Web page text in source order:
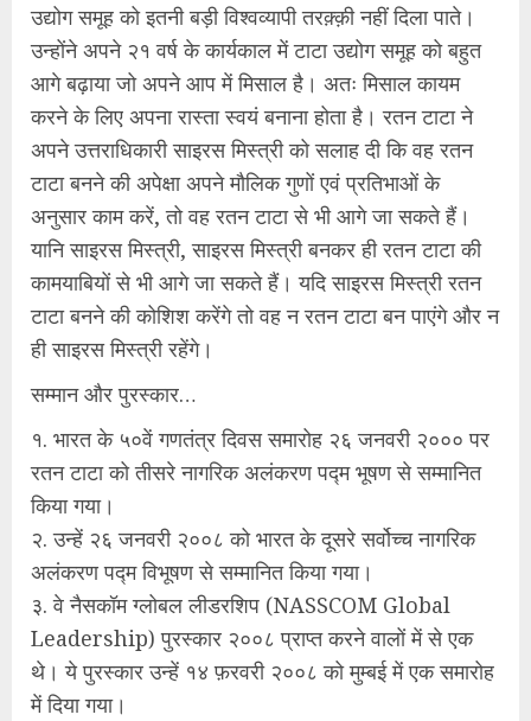
उद्योग समूह को इतनी बड़ी विश्वव्यापी तरक़्क़ी नहीं दिला पाते।
उन्होंने अपने २१ वर्ष के कार्यकाल में टाटा उद्योग समूह को बहुत
आगे बढ़ाया जो अपने आप में मिसाल है। अतः मिसाल कायम
करने के लिए अपना रास्ता स्वयं बनाना होता है। रतन टाटा ने
अपने उत्तराधिकारी साइरस मिस्त्री को सलाह दी कि वह रतन
टाटा बनने की अपेक्षा अपने मौलिक गुणों एवं प्रतिभाओं के
अनुसार काम करें, तो वह रतन टाटा से भी आगे जा सकते हैं।
यानि साइरस मिस्त्री, साइरस मिस्त्री बनकर ही रतन टाटा की
कामयाबियों से भी आगे जा सकते हैं। यदि साइरस मिस्त्री रतन
टाटा बनने की कोशिश करेंगे तो वह न रतन टाटा बन पाएंगे और न
ही साइरस मिस्त्री रहेंगे।
सम्मान और पुरस्कार…
१. भारत के ५०वें गणतंत्र दिवस समारोह २६ जनवरी २००० पर
रतन टाटा को तीसरे नागरिक अलंकरण पद्म भूषण से सम्मानित
किया गया।
२. उन्हें २६ जनवरी २००८ को भारत के दूसरे सर्वोच्च नागरिक
अलंकरण पद्म विभूषण से सम्मानित किया गया।
३. वे नैसकॉम ग्लोबल लीडरशिप (NASSCOM Global
Leadership) पुरस्कार २००८ प्राप्त करने वालों में से एक
थे। ये पुरस्कार उन्हें १४ फ़रवरी २००८ को मुम्बई में एक समारोह
में दिया गया।